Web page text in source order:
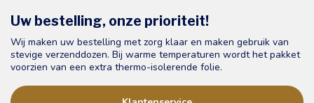
Uw bestelling, onze prioriteit!
Wij maken uw bestelling met zorg klaar en maken gebruik van
stevige verzenddozen. Bij warme temperaturen wordt het pakket
voorzien van een extra thermo-isolerende folie.